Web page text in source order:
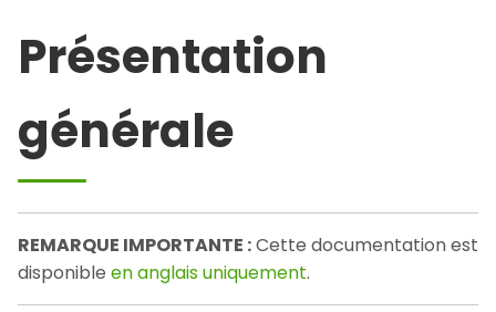
Présentation
générale
REMARQUE IMPORTANTE :Cette documentation est
disponible en anglais uniquement.